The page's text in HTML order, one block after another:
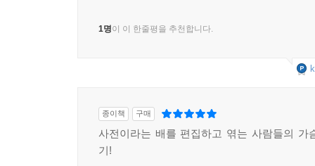
편찬할 수 있을지 불안하고, 그렇기 때문에 필
1명이 이 한줄평을 추천합니다.
종이책 구매
사전이라는 배를 편집하고 엮는 사람들의 가
기!